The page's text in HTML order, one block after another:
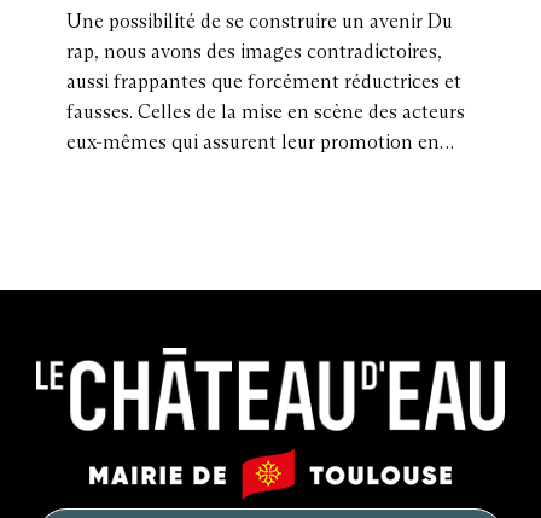
Une possibilité de se construire un avenir Du
rap, nous avons des images contradictoires,
aussi frappantes que forcément réductrices et
fausses. Celles de la mise en scène des acteurs
eux-mêmes qui assurent leur promotion en…
château
d'eau
Mairie
de